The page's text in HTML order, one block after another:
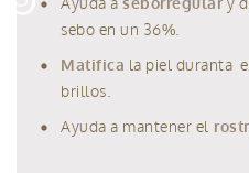
sebo en un 36%.
Matifica la piel duranta
brillos.
Ayuda a mantener el